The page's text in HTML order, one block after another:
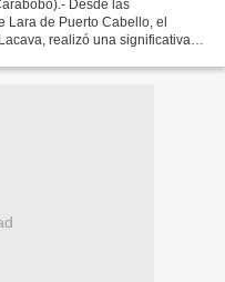
Desde las
Lara de Puerto Cabello, el
realizó una significativa